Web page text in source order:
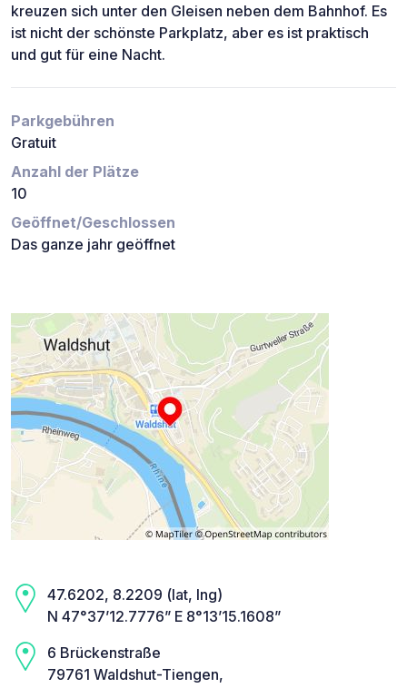
kreuzen sich unter den Gleisen neben dem Bahnhof. Es
ist nicht der schönste Parkplatz, aber es ist praktisch
und gut für eine Nacht.
Parkgebühren
Gratuit
Anzahl der Plätze
10
Geöffnet/Geschlossen
Das ganze jahr geöffnet
47.6202, 8.2209 (lat, lng)
N 47°37’12.7776” E 8°13’15.1608”
6 Brückenstraße
79761 Waldshut-Tiengen,